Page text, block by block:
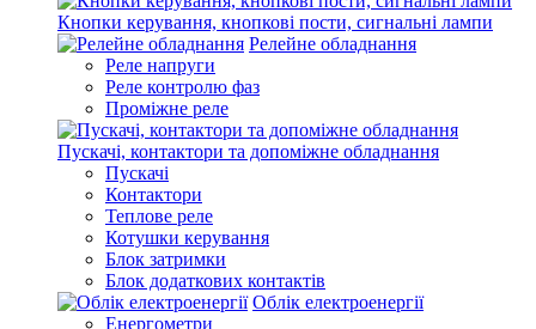
Кнопки керування, кнопкові пости, сигнальні лампи
Релейне обладнання
Реле напруги
Реле контролю фаз
Проміжне реле
Пускачі, контактори та допоміжне обладнання
Пускачі
Контактори
Теплове реле
Котушки керування
Блок затримки
Блок додаткових контактів
Облік електроенергії
Енергометри